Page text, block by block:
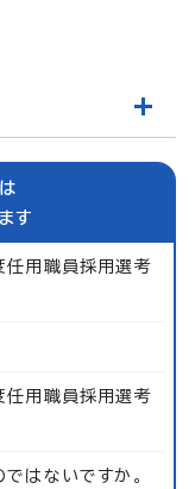
す
任用職員採用選考
任用職員採用選考
はないですか。